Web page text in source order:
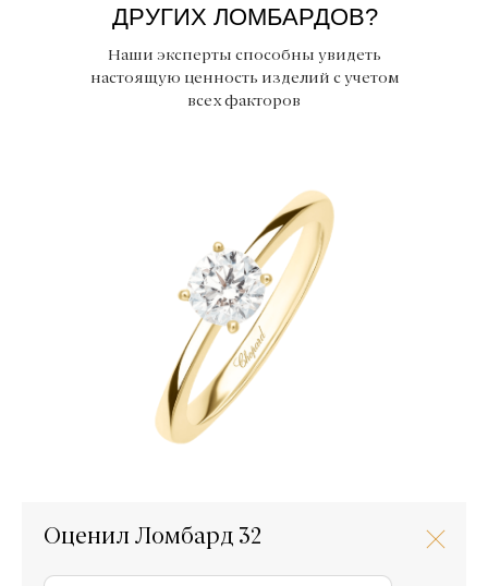
ДРУГИХ ЛОМБАРДОВ?
Наши эксперты способны увидеть
настоящую ценность изделий с учетом
всех факторов
Оценил Ломбард 32